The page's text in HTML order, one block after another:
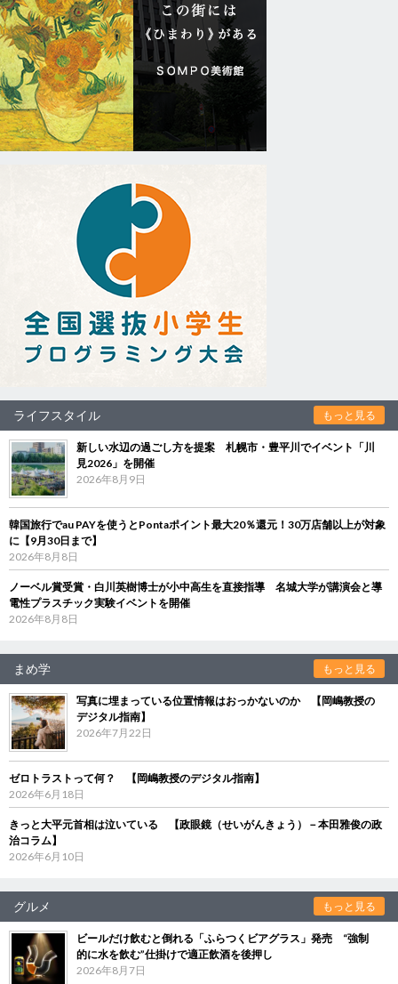
ライフスタイル もっと見る
新しい水辺の過ごし方を提案 札幌市・豊平川でイベント「川
見2026」を開催
2026年8月9日
韓国旅行でau PAYを使うとPontaポイント最大20％還元！30万店舗以上が対象
に【9月30日まで】
2026年8月8日
ノーベル賞受賞・白川英樹博士が小中高生を直接指導 名城大学が講演会と導
電性プラスチック実験イベントを開催
2026年8月8日
まめ学 もっと見る
写真に埋まっている位置情報はおっかないのか 【岡嶋教授の
デジタル指南】
2026年7月22日
ゼロトラストって何？ 【岡嶋教授のデジタル指南】
2026年6月18日
きっと大平元首相は泣いている 【政眼鏡（せいがんきょう）－本田雅俊の政
治コラム】
2026年6月10日
グルメ もっと見る
ビールだけ飲むと倒れる「ふらつくビアグラス」発売 “強制
的に水を飲む”仕掛けで適正飲酒を後押し
2026年8月7日